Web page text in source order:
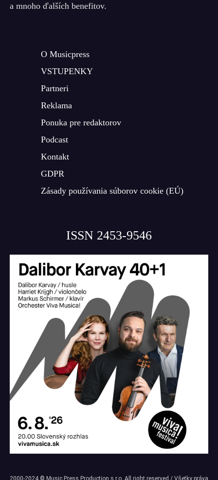
a mnoho ďalších benefitov.
O Musicpress
VSTUPENKY
Partneri
Reklama
Ponuka pre redaktorov
Podcast
Kontakt
GDPR
Zásady používania súborov cookie (EÚ)
ISSN 2453-9546